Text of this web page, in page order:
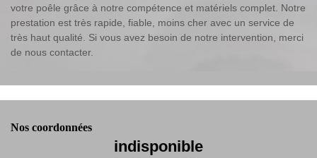
votre poêle grâce à notre compétence et matériels complet. Notre
prestation est très rapide, fiable, moins cher avec un service de
très haut qualité. Si vous avez besoin de notre intervention, merci
de nous contacter.
Nos coordonnées
indisponible